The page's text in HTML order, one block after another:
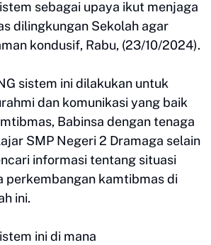
sebagai upaya ikut menjaga
dilingkungan Sekolah agar
kondusif, Rabu, (23/10/2024).
sistem ini dilakukan untuk
dan komunikasi yang baik
Babinsa dengan tenaga
SMP Negeri 2 Dramaga selain
informasi tentang situasi
perkembangan kamtibmas di
ini.
ini di mana